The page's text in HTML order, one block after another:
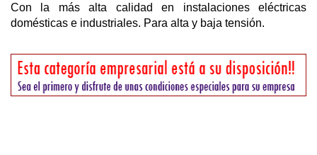
Con la más alta calidad en instalaciones eléctricas
domésticas e industriales. Para alta y baja tensión.